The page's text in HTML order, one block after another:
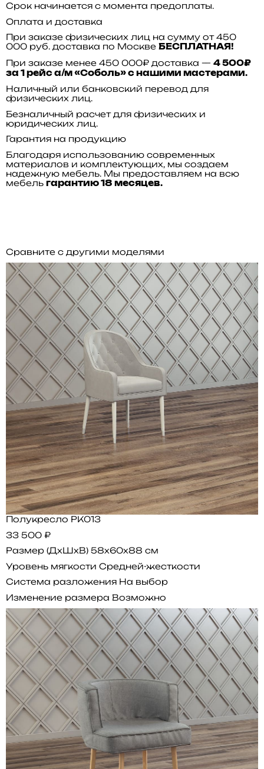
Срок начинается с момента предоплаты.
Оплата и доставка
При заказе физических лиц на сумму от 450
000 руб. доставка по Москве БЕСПЛАТНАЯ!
При заказе менее 450 000₽ доставка — 4 500₽
за 1 рейс а/м «Соболь» с нашими мастерами.
Наличный или банковский перевод для
физических лиц.
Безналичный расчет для физических и
юридических лиц.
Гарантия на продукцию
Благодаря использованию современных
материалов и комплектующих, мы создаем
надежную мебель. Мы предоставляем на всю
мебель гарантию 18 месяцев.
Сравните с другими моделями
Полукресло PK013
33 500 ₽
Размер (ДхШхВ) 58x60x88 см
Уровень мягкости Средней-жесткости
Система разложения На выбор
Изменение размера Возможно